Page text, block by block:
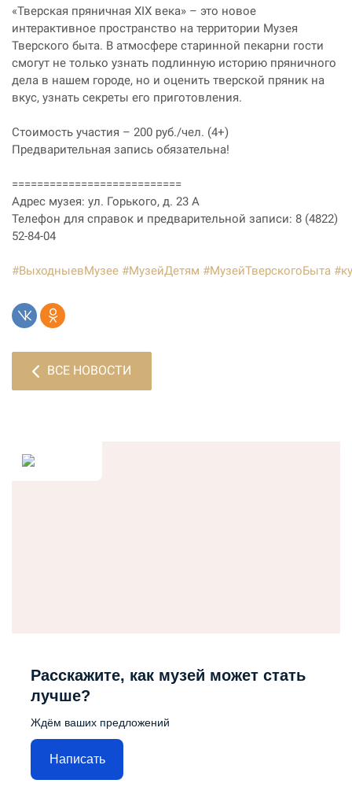
«Тверская пряничная XIX века» – это новое
интерактивное пространство на территории Музея
Тверского быта. В атмосфере старинной пекарни гости
смогут не только узнать подлинную историю пряничного
дела в нашем городе, но и оценить тверской пряник на
вкус, узнать секреты его приготовления.
Стоимость участия – 200 руб./чел. (4+)
Предварительная запись обязательна!
===========================
Адрес музея: ул. Горького, д. 23 А
Телефон для справок и предварительной записи: 8 (4822)
52-84-04
#ВыходныевМузее #МузейДетям #МузейТверскогоБыта
ВСЕ НОВОСТИ
Расскажите, как музей может стать
лучше?
Ждём ваших предложений
Написать